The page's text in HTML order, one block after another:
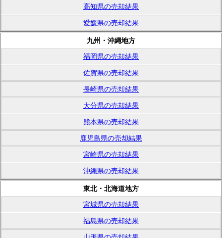
高知県の売却結果
愛媛県の売却結果
九州・沖縄地方
福岡県の売却結果
佐賀県の売却結果
長崎県の売却結果
大分県の売却結果
熊本県の売却結果
鹿児島県の売却結果
宮崎県の売却結果
沖縄県の売却結果
東北・北海道地方
宮城県の売却結果
福島県の売却結果